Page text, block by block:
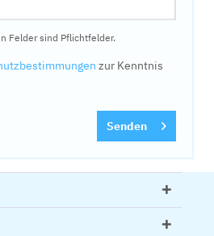
Felder sind Pflichtfelder.
zur Kenntnis
Senden